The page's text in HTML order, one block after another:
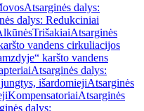
Atsarginės dalys:
dalys: Redukciniai
TrišakiaiAtsarginės
vandens cirkuliacijos
karšto vandens
Atsarginės dalys:
išardomiejiAtsarginės
KompensatoriaiAtsarginės
dalys: